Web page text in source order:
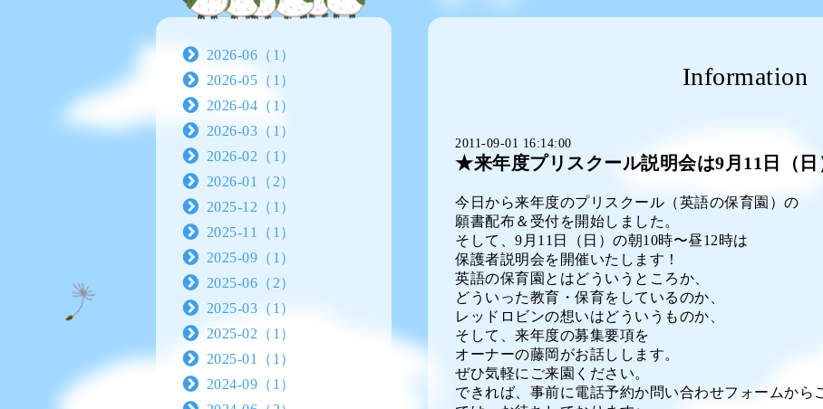
Information
2011-09-01 16:14:00
★来年度プリスクール説明会は9月11日（日
今日から来年度のプリスクール（英語の保育園）の
願書配布＆受付を開始しました。
そして、9月11日（日）の朝10時〜昼12時は
保護者説明会を開催いたします！
英語の保育園とはどういうところか、
どういった教育・保育をしているのか、
レッドロビンの想いはどういうものか、
そして、来年度の募集要項を
オーナーの藤岡がお話しします。
ぜひ気軽にご来園ください。
できれば、事前に電話予約か問い合わせフォームから
2026-06（1）
2026-05（1）
2026-04（1）
2026-03（1）
2026-02（1）
2026-01（2）
2025-12（1）
2025-11（1）
2025-09（1）
2025-06（2）
2025-03（1）
2025-02（1）
2025-01（1）
2024-09（1）